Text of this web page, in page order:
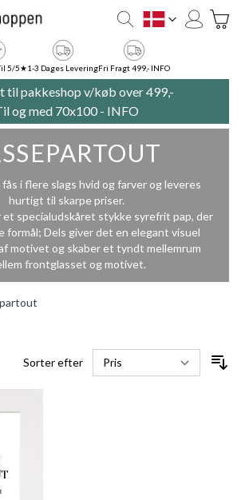
DK
5/5★1-3 Dages LeveringFri Fragt 499,- INFO
til pakkeshop v/køb over 499,-
og med 70x100 - INFO
i flere slags hvid og farver og leveres
hurtigt til skarpe priser.
specialudskåret stykke syrefrit pap, der
formål; Dels giver det en elegant visuel
motivet og skaber et tyndt mellemrum
frontglasset og motivet.
Sorter efter